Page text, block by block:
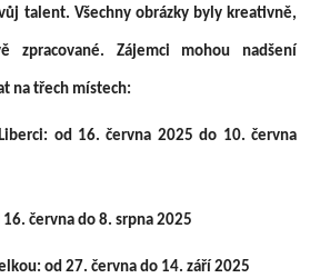
talent. Všechny obrázky byly kreativně,
zpracované. Zájemci mohou nadšení
na třech místech:
od 16. června 2025 do 10. června
června do 8. srpna 2025
od 27. června do 14. září 2025